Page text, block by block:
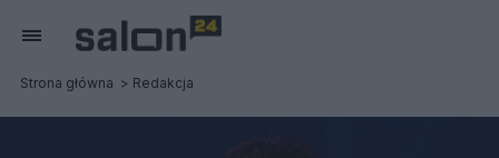
Strona główna Redakcja